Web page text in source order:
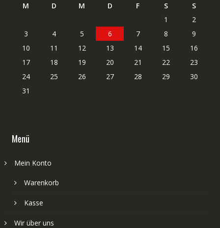
M D M D F S
S
1
2
3
4 5 6 7 8
9
10
11 12 13 14 15
16
17
18 19 20 21 22
23
24
25 26 27 28 29
30
31
Menü
Mein Konto
Warenkorb
Kasse
Wir über uns